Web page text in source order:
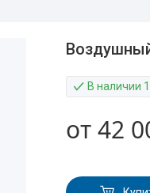
В наличии 1
от42